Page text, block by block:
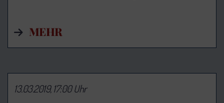
MEHR
13.03.2019, 17:00 Uhr